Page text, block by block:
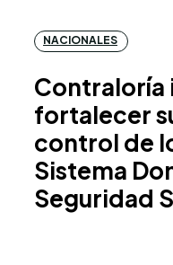
NACIONALES
Contraloría
fortalecer
control de
Sistema
Seguridad